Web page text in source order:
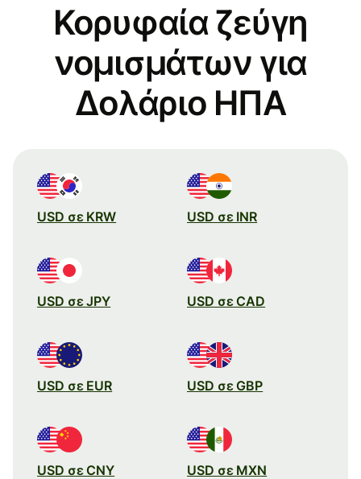
Κορυφαία ζεύγη
νομισμάτων για
Δολάριο ΗΠΑ
USD σε KRW USD σε INR
USD σε JPY USD σε CAD
USD σε EUR USD σε GBP
USD σε CNY USD σε MXN